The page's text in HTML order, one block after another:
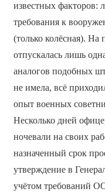
известных факторов:
требования к
(только колёсная). На
отпускалась лишь
аналогов подобных
не имела, всё
опыт военных
Несколько дней
ночевали на своих
назначенный срок
утверждение в
учётом требований